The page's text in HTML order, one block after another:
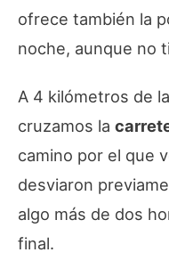
ofrece también la
noche, aunque no
A 4 kilómetros de
cruzamos la
camino por el que
desviaron
algo más de dos
final.